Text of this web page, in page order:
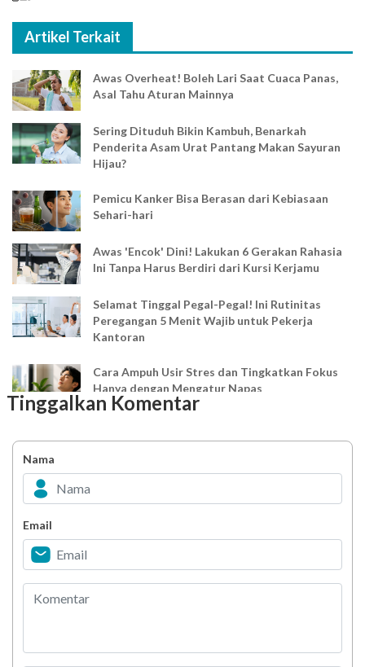
Artikel Terkait
Awas Overheat! Boleh Lari Saat Cuaca Panas,
Asal Tahu Aturan Mainnya
Sering Dituduh Bikin Kambuh, Benarkah
Penderita Asam Urat Pantang Makan Sayuran
Hijau?
Pemicu Kanker Bisa Berasan dari Kebiasaan
Sehari-hari
Awas 'Encok' Dini! Lakukan 6 Gerakan Rahasia
Ini Tanpa Harus Berdiri dari Kursi Kerjamu
Selamat Tinggal Pegal-Pegal! Ini Rutinitas
Peregangan 5 Menit Wajib untuk Pekerja
Kantoran
Cara Ampuh Usir Stres dan Tingkatkan Fokus
Hanya dengan Mengatur Napas
Bahagia dalam Tubuh
Minuman Manis, Teman atau Ancaman?
Berani Selesaikan Challenge 6.000 Langkah?
Tinggalkan Komentar
Nama
Email